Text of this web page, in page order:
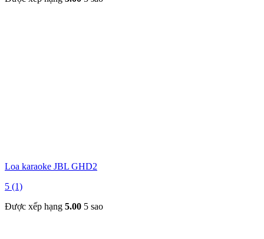
Loa karaoke JBL GHD2
5 (1)
Được xếp hạng 5.00 5 sao